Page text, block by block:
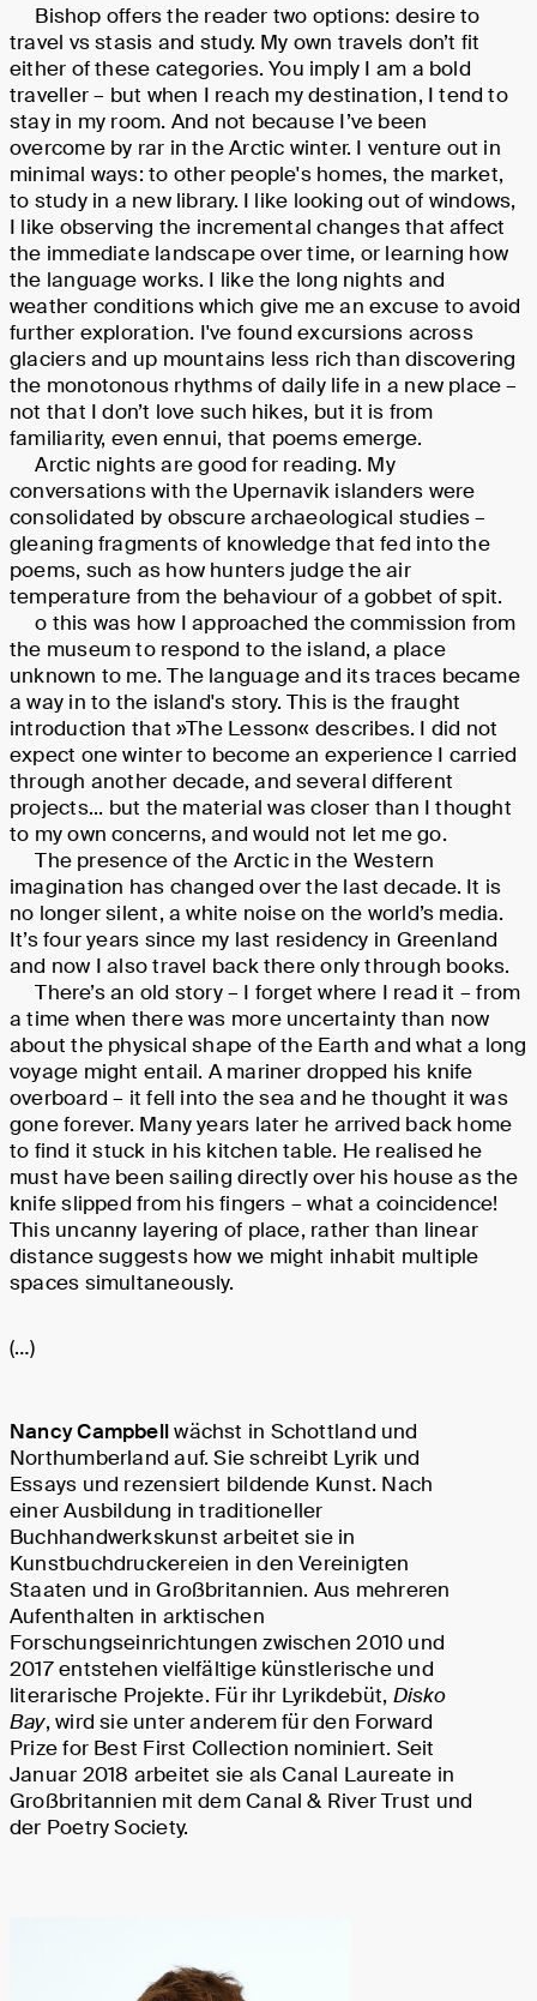
Bishop offers the reader two options: desire to
travel vs stasis and study. My own travels don’t fit
either of these categories. You imply I am a bold
traveller – but when I reach my destination, I tend to
stay in my room. And not because I’ve been
overcome by rar in the Arctic winter. I venture out in
minimal ways: to other people's homes, the market,
to study in a new library. I like looking out of windows,
I like observing the incremental changes that affect
the immediate landscape over time, or learning how
the language works. I like the long nights and
weather conditions which give me an excuse to avoid
further exploration. I've found excursions across
glaciers and up mountains less rich than discovering
the monotonous rhythms of daily life in a new place –
not that I don’t love such hikes, but it is from
familiarity, even ennui, that poems emerge.
Arctic nights are good for reading. My
conversations with the Upernavik islanders were
consolidated by obscure archaeological studies –
gleaning fragments of knowledge that fed into the
poems, such as how hunters judge the air
temperature from the behaviour of a gobbet of spit.
o this was how I approached the commission from
the museum to respond to the island, a place
unknown to me. The language and its traces became
a way in to the island's story. This is the fraught
introduction that »The Lesson« describes. I did not
expect one winter to become an experience I carried
through another decade, and several different
projects... but the material was closer than I thought
to my own concerns, and would not let me go.
The presence of the Arctic in the Western
imagination has changed over the last decade. It is
no longer silent, a white noise on the world’s media.
It’s four years since my last residency in Greenland
and now I also travel back there only through books.
There’s an old story – I forget where I read it – from
a time when there was more uncertainty than now
about the physical shape of the Earth and what a long
voyage might entail. A mariner dropped his knife
overboard – it fell into the sea and he thought it was
gone forever. Many years later he arrived back home
to find it stuck in his kitchen table. He realised he
must have been sailing directly over his house as the
knife slipped from his fingers – what a coincidence!
This uncanny layering of place, rather than linear
distance suggests how we might inhabit multiple
spaces simultaneously.
(…)
Nancy Campbellwächst in Schottland und
Northumberland auf. Sie schreibt Lyrik und
Essays und rezensiert bildende Kunst. Nach
einer Ausbildung in traditioneller
Buchhandwerkskunst arbeitet sie in
Kunstbuchdruckereien in den Vereinigten
Staaten und in Großbritannien. Aus mehreren
Aufenthalten in arktischen
Forschungseinrichtungen zwischen 2010 und
2017 entstehen vielfältige künstlerische und
literarische Projekte. Für ihr Lyrikdebüt, Disko
Bay, wird sie unter anderem für den Forward
Prize for Best First Collection nominiert. Seit
Januar 2018 arbeitet sie als Canal Laureate in
Großbritannien mit dem Canal & River Trust und
der Poetry Society.